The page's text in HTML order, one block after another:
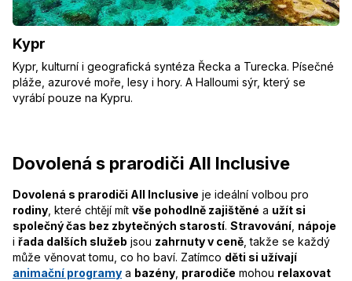
Kypr
Kypr, kulturní i geografická syntéza Řecka a Turecka. Písečné
pláže, azurové moře, lesy i hory. A Halloumi sýr, který se
vyrábí pouze na Kypru.
Dovolená s prarodiči All Inclusive
Dovolená s prarodiči All Inclusive je ideální volbou pro
rodiny , které chtějí mít vše pohodlně zajištěné a užít si
společný čas bez zbytečných starostí. Stravování nápoje
i řada dalších služeb jsou zahrnuty v ceně , takže se každý
může věnovat tomu, co ho baví. Zatímco děti si užívají
animační programy a bazény prarodiče mohou relaxovat